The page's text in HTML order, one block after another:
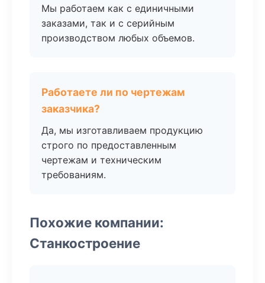
Мы работаем как с единичными
заказами, так и с серийным
производством любых объемов.
Работаете ли по чертежам
заказчика?
Да, мы изготавливаем продукцию
строго по предоставленным
чертежам и техническим
требованиям.
Похожие компании:
Станкостроение